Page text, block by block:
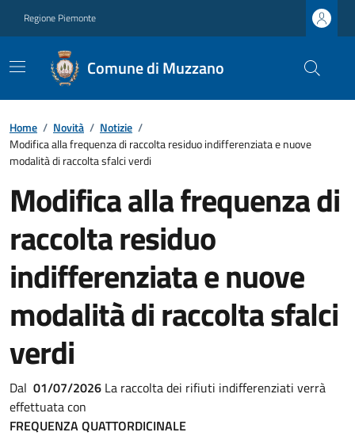
Regione Piemonte
Comune di Muzzano
Home / Novità / Notizie /
Modifica alla frequenza di raccolta residuo indifferenziata e nuove
modalità di raccolta sfalci verdi
Modifica alla frequenza di
raccolta residuo
indifferenziata e nuove
modalità di raccolta sfalci
verdi
Dal 01/07/2026 La raccolta dei rifiuti indifferenziati verrà
effettuata con
FREQUENZA QUATTORDICINALE